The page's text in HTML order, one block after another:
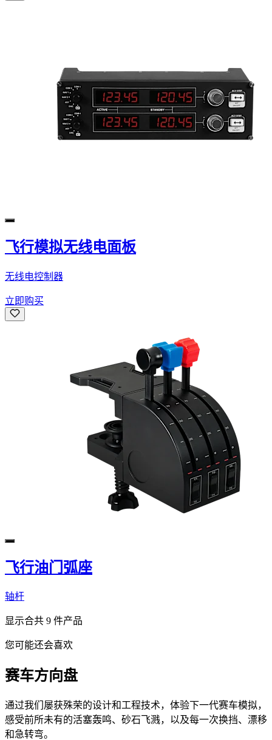
飞行模拟无线电面板
无线电控制器
立即购买
飞行油门弧座
轴杆
显示合共 9 件产品
您可能还会喜欢
赛车方向盘
通过我们屡获殊荣的设计和工程技术，体验下一代赛车模拟，
感受前所未有的活塞轰鸣、砂石飞溅，以及每一次换挡、漂移
和急转弯。